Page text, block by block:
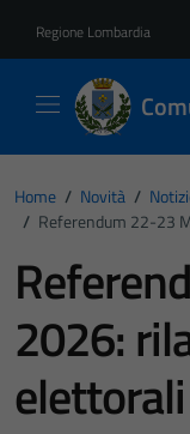
Regione Lombardia
Home / Novità /
/ Referendum 22-23
2026:
elettorali